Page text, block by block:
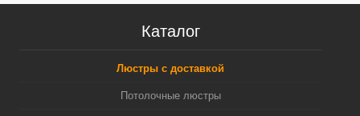
Каталог
Люстры с доставкой
Потолочные люстры